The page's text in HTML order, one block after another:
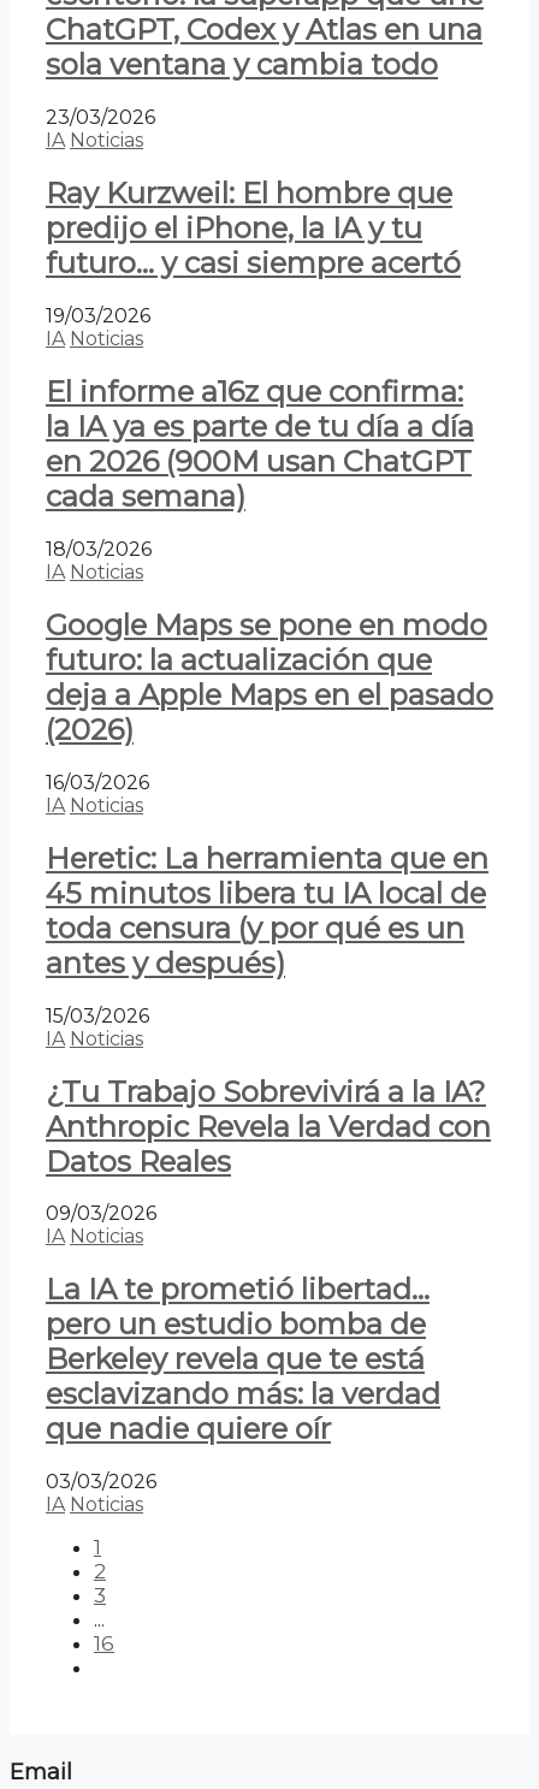
ChatGPT, Codex y Atlas en una
sola ventana y cambia todo
23/03/2026
IA Noticias
Ray Kurzweil: El hombre que
predijo el iPhone, la IA y tu
futuro… y casi siempre acertó
19/03/2026
IA Noticias
El informe a16z que confirma:
la IA ya es parte de tu día a día
en 2026 (900M usan ChatGPT
cada semana)
18/03/2026
IA Noticias
Google Maps se pone en modo
futuro: la actualización que
deja a Apple Maps en el pasado
(2026)
16/03/2026
IA Noticias
Heretic: La herramienta que en
45 minutos libera tu IA local de
toda censura (y por qué es un
antes y después)
15/03/2026
IA Noticias
¿Tu Trabajo Sobrevivirá a la IA?
Anthropic Revela la Verdad con
Datos Reales
09/03/2026
IA Noticias
La IA te prometió libertad…
pero un estudio bomba de
Berkeley revela que te está
esclavizando más: la verdad
que nadie quiere oír
03/03/2026
IA Noticias
1
2
3
...
16
Email